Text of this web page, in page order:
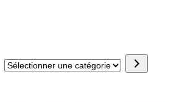
Sélectionner